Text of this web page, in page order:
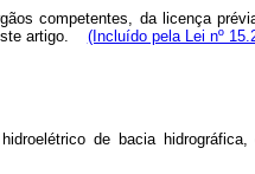
competentes, da licença
artigo. (Incluído pela Lei nº
de bacia hidrográfica,